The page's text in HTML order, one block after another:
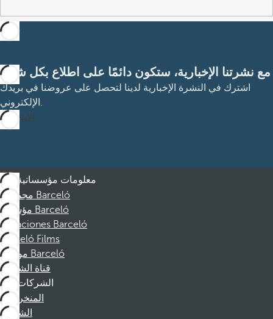
مع نشرتنا الإخبارية، ستكون دائمًا على اطلاع بكل شيء
اشترك في النشرة الإخبارية لدينا لتحصل على عروضنا في بريدك
الإلكتروني.
الاشتراك
معلومات مؤسساتية
مجموعة Barceló
مؤسسة Barceló
Vacaciones Barceló
Barceló Films
موظفو Barceló
قناة الشكوى
الشركات
المنخرطين
الشركاء